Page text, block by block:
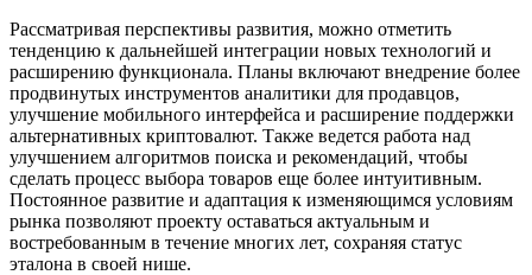
Рассматривая перспективы развития, можно отметить
тенденцию к дальнейшей интеграции новых технологий и
расширению функционала. Планы включают внедрение более
продвинутых инструментов аналитики для продавцов,
улучшение мобильного интерфейса и расширение поддержки
альтернативных криптовалют. Также ведется работа над
улучшением алгоритмов поиска и рекомендаций, чтобы
сделать процесс выбора товаров еще более интуитивным.
Постоянное развитие и адаптация к изменяющимся условиям
рынка позволяют проекту оставаться актуальным и
востребованным в течение многих лет, сохраняя статус
эталона в своей нише.